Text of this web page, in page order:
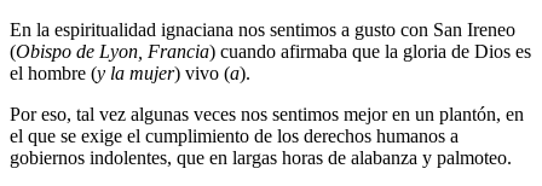
En la espiritualidad ignaciana nos sentimos a gusto con San Ireneo
(Obispo de Lyon, Francia) cuando afirmaba que la gloria de Dios es
el hombre (y la mujer) vivo (a).
Por eso, tal vez algunas veces nos sentimos mejor en un plantón, en
el que se exige el cumplimiento de los derechos humanos a
gobiernos indolentes, que en largas horas de alabanza y palmoteo.